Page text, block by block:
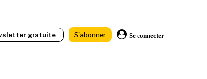
gratuite S'abonner Se connecter